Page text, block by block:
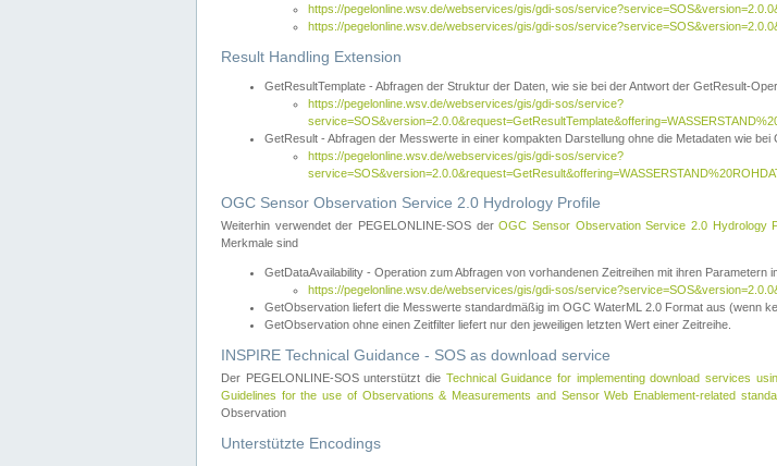
https://pegelonline.wsv.de/webservices/gis/gdi-sos/
https://pegelonline.wsv.de/webservices/gis/gdi-sos/
Result Handling Extension
GetResultTemplate - Abfragen der Struktur der Daten, wie sie bei der Antwort der GetResult-
https://pegelonline.wsv.de/webservices/gis/gdi-sos/service?
GetResult - Abfragen der Messwerte in einer kompakten Darstellung ohne die Metadaten wie bei
https://pegelonline.wsv.de/webservices/gis/gdi-sos/service?
OGC Sensor Observation Service 2.0 Hydrology Profile
Weiterhin verwendet der PEGELONLINE-SOS derOGC Sensor Observation Service 2.0 Hydrology
Merkmale sind
GetDataAvailability - Operation zum Abfragen von vorhandenen Zeitreihen mit ihren Parametern
https://pegelonline.wsv.de/webservices/gis/gdi-sos/
GetObservation liefert die Messwerte standardmäßig im OGC WaterML 2.0 Format aus (wenn
GetObservation ohne einen Zeitfilter liefert nur den jeweiligen letzten Wert einer Zeitreihe.
INSPIRE Technical Guidance - SOS as download service
Der PEGELONLINE-SOS unterstützt die Technical Guidance for implementing download services
Guidelines for the use of Observations & Measurements and Sensor Web Enablement-related
Observation
Unterstützte Encodings